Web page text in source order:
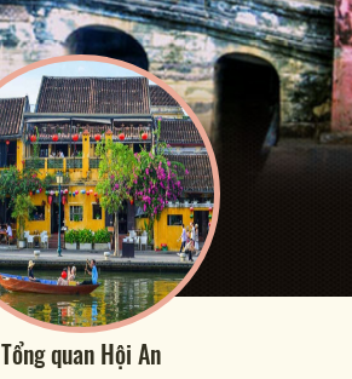
Tổng quan Hội An